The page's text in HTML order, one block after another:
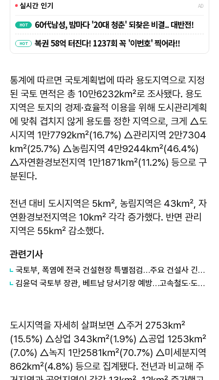
통계에 따르면 국토계획법에 따라 용도지역으로 지정
된 국토 면적은 총 10만6232㎢로 조사됐다. 용도
지역은 토지의 경제·효율적 이용을 위해 도시관리계획
에 맞춰 겹치지 않게 용도를 정한 지역으로, 크게 △도
시지역 1만7792㎢(16.7%) △관리지역 2만7304
㎢(25.7%) △농림지역 4만9244㎢(46.4%)
△자연환경보전지역 1만1871㎢(11.2%) 등으로 구
분된다.
전년 대비 도시지역은 5㎢, 농림지역은 43㎢, 자
연환경보전지역은 10㎢ 각각 증가했다. 반면 관리
지역은 55㎢ 감소했다.
관련기사
국토부, 폭염에 전국 건설현장 특별점검…주요 건설사 긴급회의 개최
김윤덕 국토부 장관, 베트남 당서기장 예방…고속철도·도시개발 협력 구체화
도시지역을 자세히 살펴보면 △주거 2753㎢
(15.5%) △상업 343㎢(1.9%) △공업 1253㎢
(7.0%) △녹지 1만2581㎢(70.7%) △미세분지역
862㎢(4.8%) 등으로 집계됐다. 전년과 비교해 주